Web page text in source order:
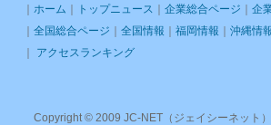
｜ ホーム ｜ トップニュース ｜ 企業総合ページ ｜ 企
｜ 全国総合ページ ｜ 全国情報 ｜ 福岡情報 ｜ 沖縄情
｜
アクセスランキング
Copyright © 2009 JC-NET（ジェイシーネット